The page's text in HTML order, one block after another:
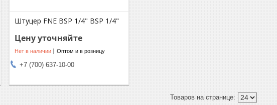
Штуцер FNE BSP 1/4" BSP 1/4"
Цену уточняйте
Нет в наличии Оптом и в розницу
+7 (700) 637-10-00